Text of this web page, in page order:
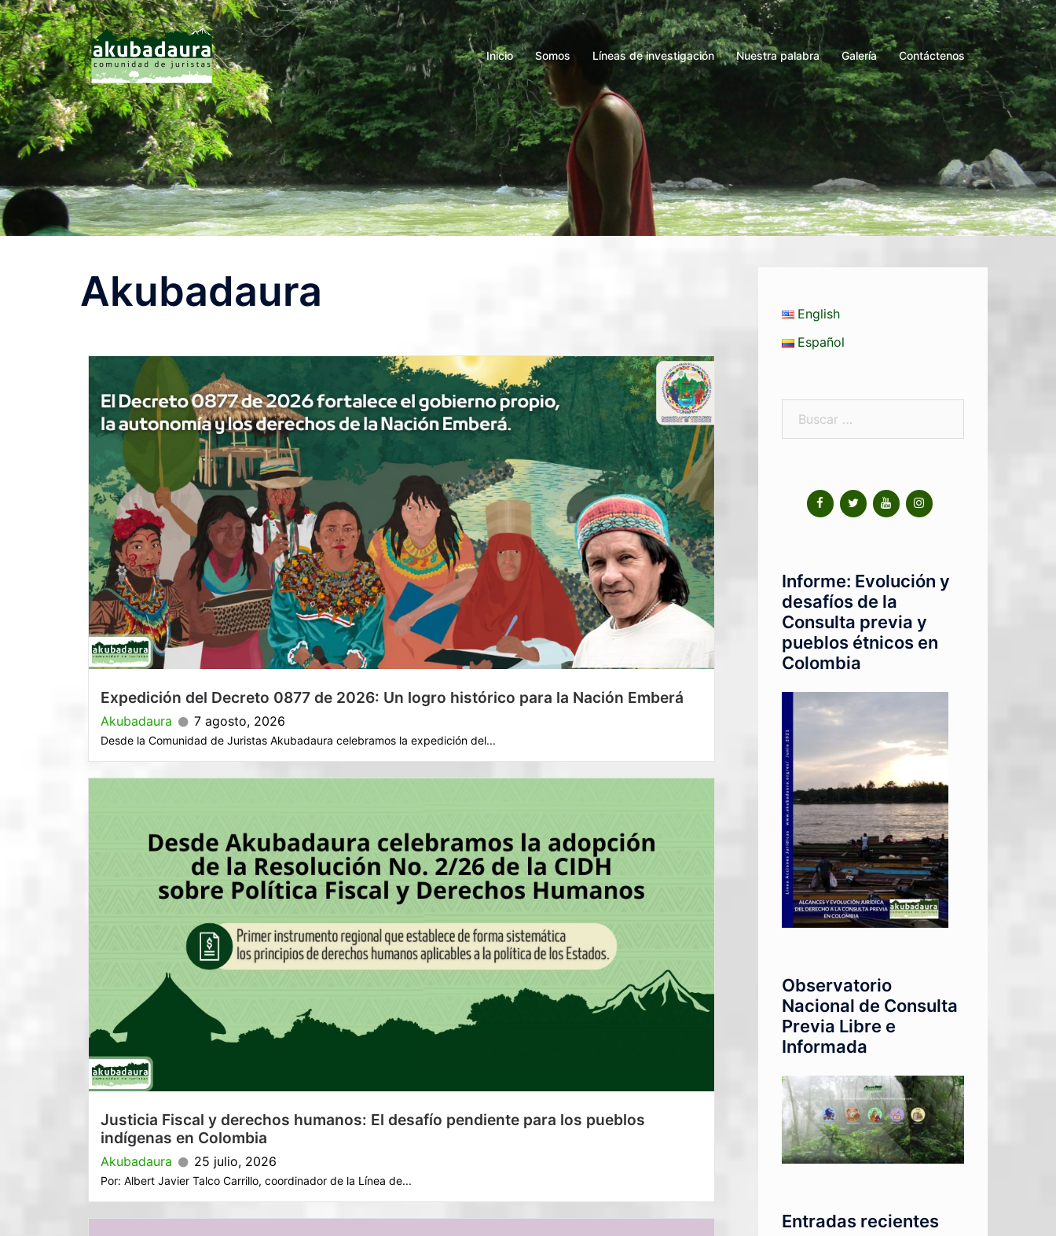
Inicio Somos Líneas de investigación Nuestra palabra Galería Contáctenos
Akubadaura
Expedición del Decreto 0877 de 2026: Un logro histórico para la Nación Emberá
Akubadaura 7 agosto, 2026
Desde la Comunidad de Juristas Akubadaura celebramos la expedición del...
Justicia Fiscal y derechos humanos: El desafío pendiente para los pueblos
indígenas en Colombia
Akubadaura 25 julio, 2026
Por: Albert Javier Talco Carrillo, coordinador de la Línea de...
English
Español
Informe: Evolución y
desafíos de la
Consulta previa y
pueblos étnicos en
Colombia
Observatorio
Nacional de Consulta
Previa Libre e
Informada
Entradas recientes